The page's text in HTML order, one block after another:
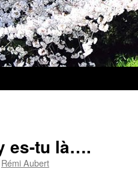
es-tu là….
Rémi Aubert